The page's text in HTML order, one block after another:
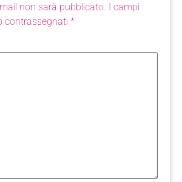
non sarà pubblicato. I campi
contrassegnati *